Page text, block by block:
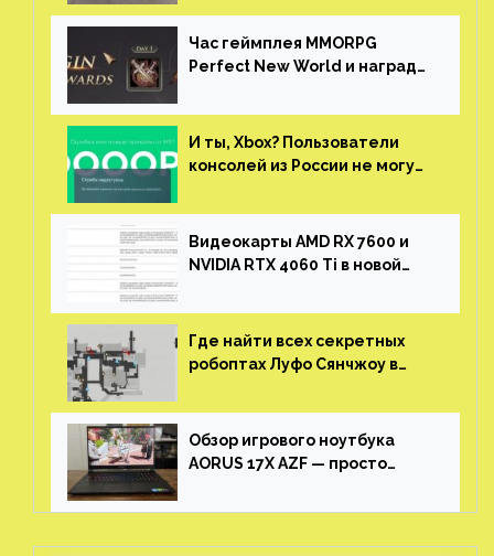
китайской таможни
Час геймплея MMORPG
Perfect New World и награды
И ты, Xbox? Пользователи
консолей из России не могут
Видеокарты AMD RX 7600 и
NVIDIA RTX 4060 Ti в новой
Где найти всех секретных
робоптах Луфо Сянчжоу в
Обзор игрового ноутбука
AORUS 17X AZF — просто